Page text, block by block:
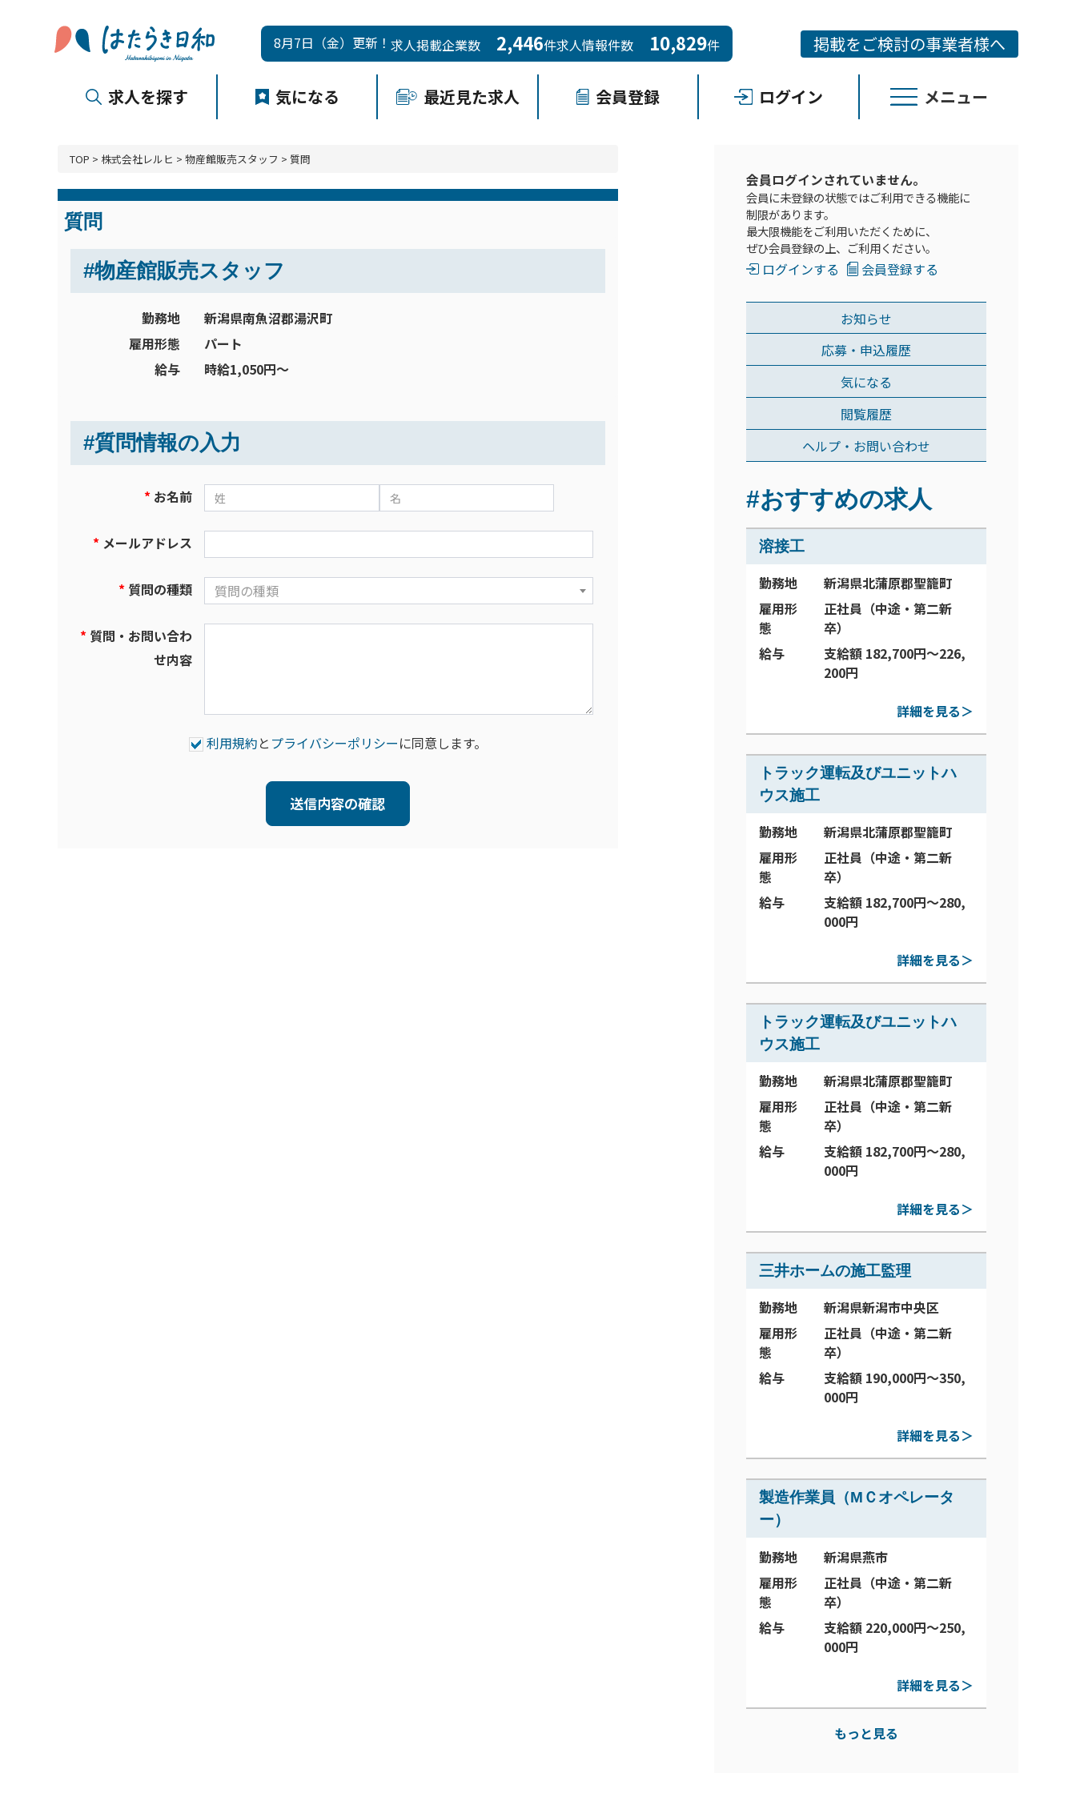
8月7日（金）更新！ 求人掲載企業数 2,446件求人情報件数 10,829件 掲載をご検討の事業者様へ
求人を探す 気になる 最近見た求人 会員登録 ログイン メニュー
TOP > 株式会社レルヒ > 物産館販売スタッフ > 質問
質問
#物産館販売スタッフ
勤務地
新潟県南魚沼郡湯沢町
雇用形態
パート
給与
時給1,050円〜
#質問情報の入力
お名前
メールアドレス
質問の種類 質問の種類
質問・お問い合わ
せ内容
利用規約と プライバシーポリシーに同意します。
送信内容の確認
会員ログインされていません。
会員に未登録の状態ではご利用できる機能に
制限があります。
最大限機能をご利用いただくために、
ぜひ会員登録の上、ご利用ください。
ログインする 会員登録する
お知らせ
応募・申込履歴
気になる
閲覧履歴
ヘルプ・お問い合わせ
#おすすめの求人
溶接工
勤務地
新潟県北蒲原郡聖籠町
雇用形
態
正社員（中途・第二新
卒）
給与
支給額 182,700円～226,
200円
詳細を見る＞
トラック運転及びユニットハ
ウス施工
勤務地
新潟県北蒲原郡聖籠町
雇用形
態
正社員（中途・第二新
卒）
給与
支給額 182,700円～280,
000円
詳細を見る＞
トラック運転及びユニットハ
ウス施工
勤務地
新潟県北蒲原郡聖籠町
雇用形
態
正社員（中途・第二新
卒）
給与
支給額 182,700円～280,
000円
詳細を見る＞
三井ホームの施工監理
勤務地
新潟県新潟市中央区
雇用形
態
正社員（中途・第二新
卒）
給与
支給額 190,000円～350,
000円
詳細を見る＞
製造作業員（MＣオペレータ
ー）
勤務地
新潟県燕市
雇用形
態
正社員（中途・第二新
卒）
給与
支給額 220,000円～250,
000円
詳細を見る＞
もっと見る